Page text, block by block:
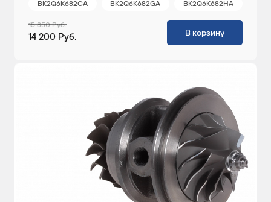
BK2Q6K682CA BK2Q6K682GA BK2Q6K682HA
15 850 Руб.
14 200 Руб. В корзину